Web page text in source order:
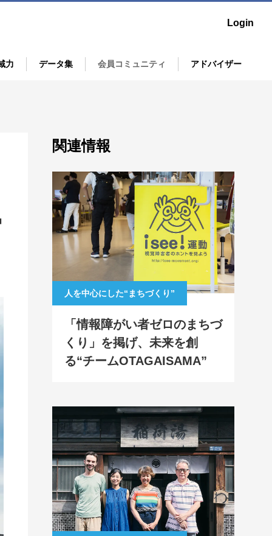
Login
力
心にした"まちづくり"
国際標準規格認証取得
データ集 会員コミュニティ アドバイザー
関連情報
人を中心にした“まちづくり”
「情報障がい者ゼロのまちづ
くり」を掲げ、未来を創
る“チームOTAGAISAMA”